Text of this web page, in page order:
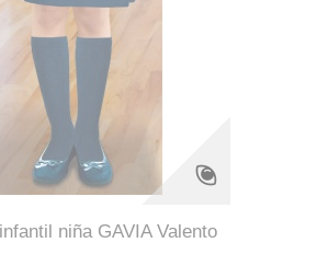
niña GAVIA Valento